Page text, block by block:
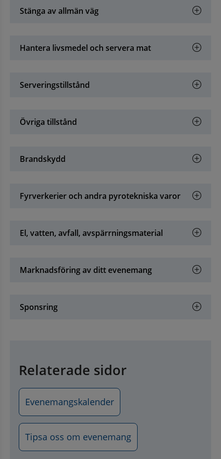
Stänga av allmän väg
Hantera livsmedel och servera mat
Serveringstillstånd
Övriga tillstånd
Brandskydd
Fyrverkerier och andra pyrotekniska varor
El, vatten, avfall, avspärrningsmaterial
Marknadsföring av ditt evenemang
Sponsring
Relaterade sidor
Evenemangskalender
Tipsa oss om evenemang